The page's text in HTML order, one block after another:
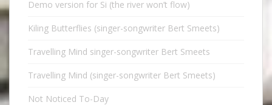
Demo version for Si (the river won’t flow)
Kiling Butterflies (singer-songwriter Bert Smeets)
Travelling Mind singer-songwriter Bert Smeets
Travelling Mind (singer-songwriter Bert Smeets)
Not Noticed To-Day